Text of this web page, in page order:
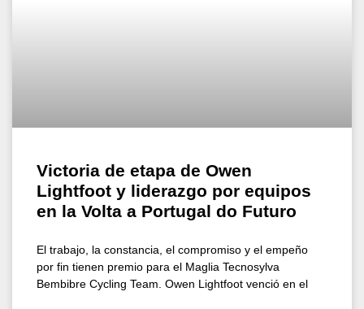
Victoria de etapa de Owen
Lightfoot y liderazgo por equipos
en la Volta a Portugal do Futuro
El trabajo, la constancia, el compromiso y el empeño
por fin tienen premio para el Maglia Tecnosylva
Bembibre Cycling Team. Owen Lightfoot venció en el